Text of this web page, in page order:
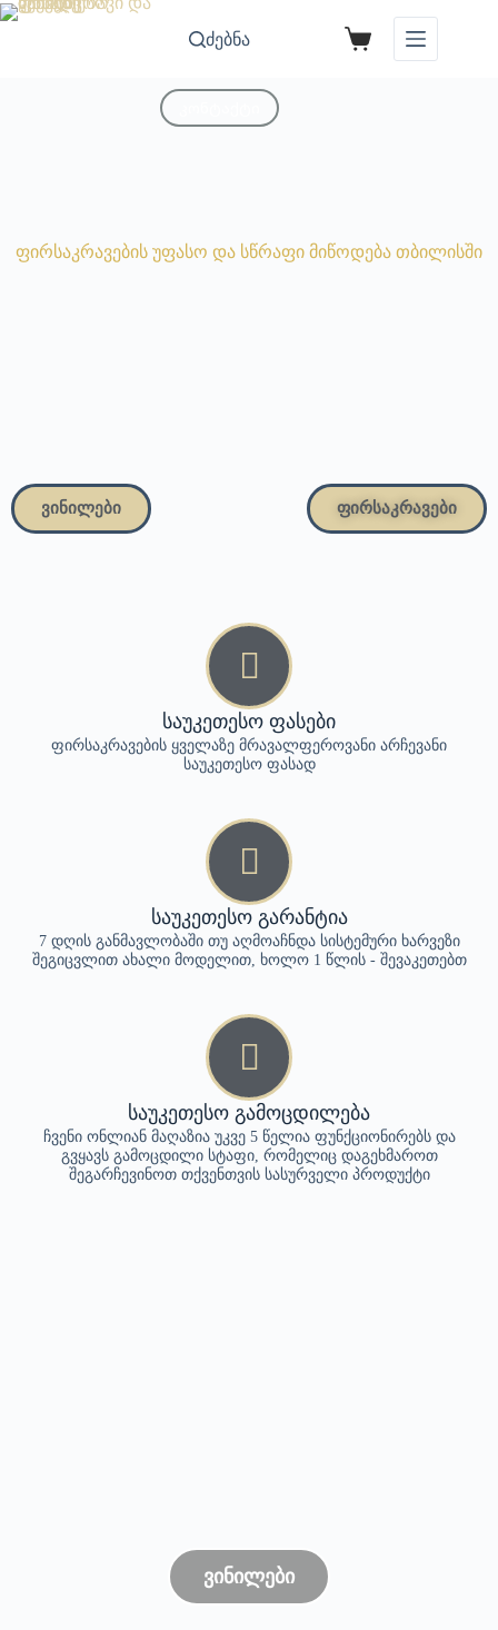
ძებნა
ფირსაკრავების უფასო და სწრაფი მიწოდება თბილისში
ვინილები ფირსაკრავები
საუკეთესო ფასები
ფირსაკრავების ყველაზე მრავალფეროვანი არჩევანი
საუკეთესო ფასად
საუკეთესო გარანტია
7 დღის განმავლობაში თუ აღმოაჩნდა სისტემური ხარვეზი
შეგიცვლით ახალი მოდელით, ხოლო 1 წლის - შევაკეთებთ
საუკეთესო გამოცდილება
ჩვენი ონლიან მაღაზია უკვე 5 წელია ფუნქციონირებს და
გვყავს გამოცდილი სტაფი, რომელიც დაგეხმაროთ
შეგარჩევინოთ თქვენთვის სასურველი პროდუქტი
ვინილები